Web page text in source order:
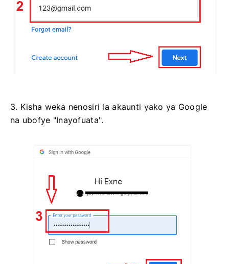
3. Kisha weka nenosiri la akaunti yako ya Google
na ubofye "Inayofuata".